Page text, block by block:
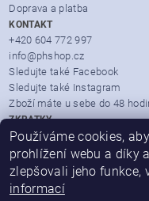
Doprava a platba
KONTAKT
+420 604 772 997
info@phshop.cz
Sledujte také Facebook
Sledujte také Instagram
Zboží máte u sebe do 48
ZKRATKY
Zboží dle značek
Partner Mall.cz
Heureka.cz
Seznam.cz
Velkoobchod
Používáme cookies,
prohlížení webu a díky
zlepšovali jeho funkce,
informací